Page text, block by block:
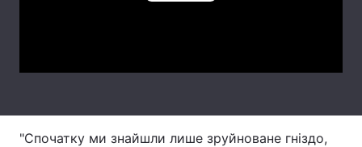
"Спочатку ми знайшли лише зруйноване гніздо,